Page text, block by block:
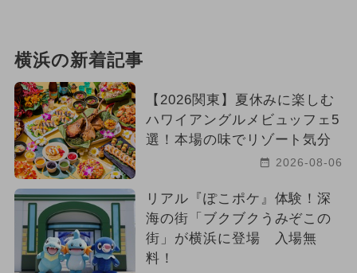
横浜の新着記事
【2026関東】夏休みに楽しむ
ハワイアングルメビュッフェ5
選！本場の味でリゾート気分
2026-08-06
リアル『ぽこポケ』体験！深
海の街「ブクブクうみぞこの
街」が横浜に登場 入場無
料！